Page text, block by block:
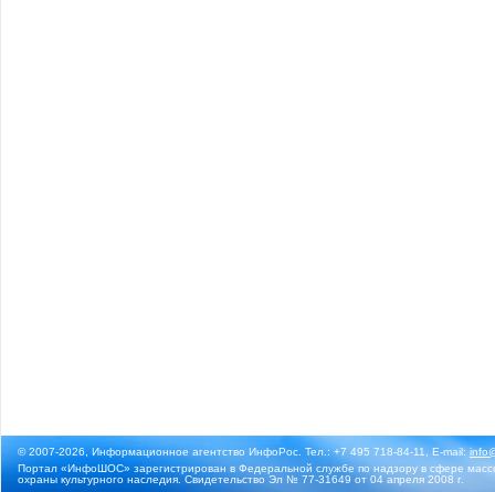
© 2007-2026, Информационное агентство ИнфоРос. Тел.: +7 495 718-84-11, E-mail:
Портал «ИнфоШОС» зарегистрирован в Федеральной службе по надзору в сфере
охраны культурного наследия. Свидетельство Эл № 77-31649 от 04 апреля 2008 г.